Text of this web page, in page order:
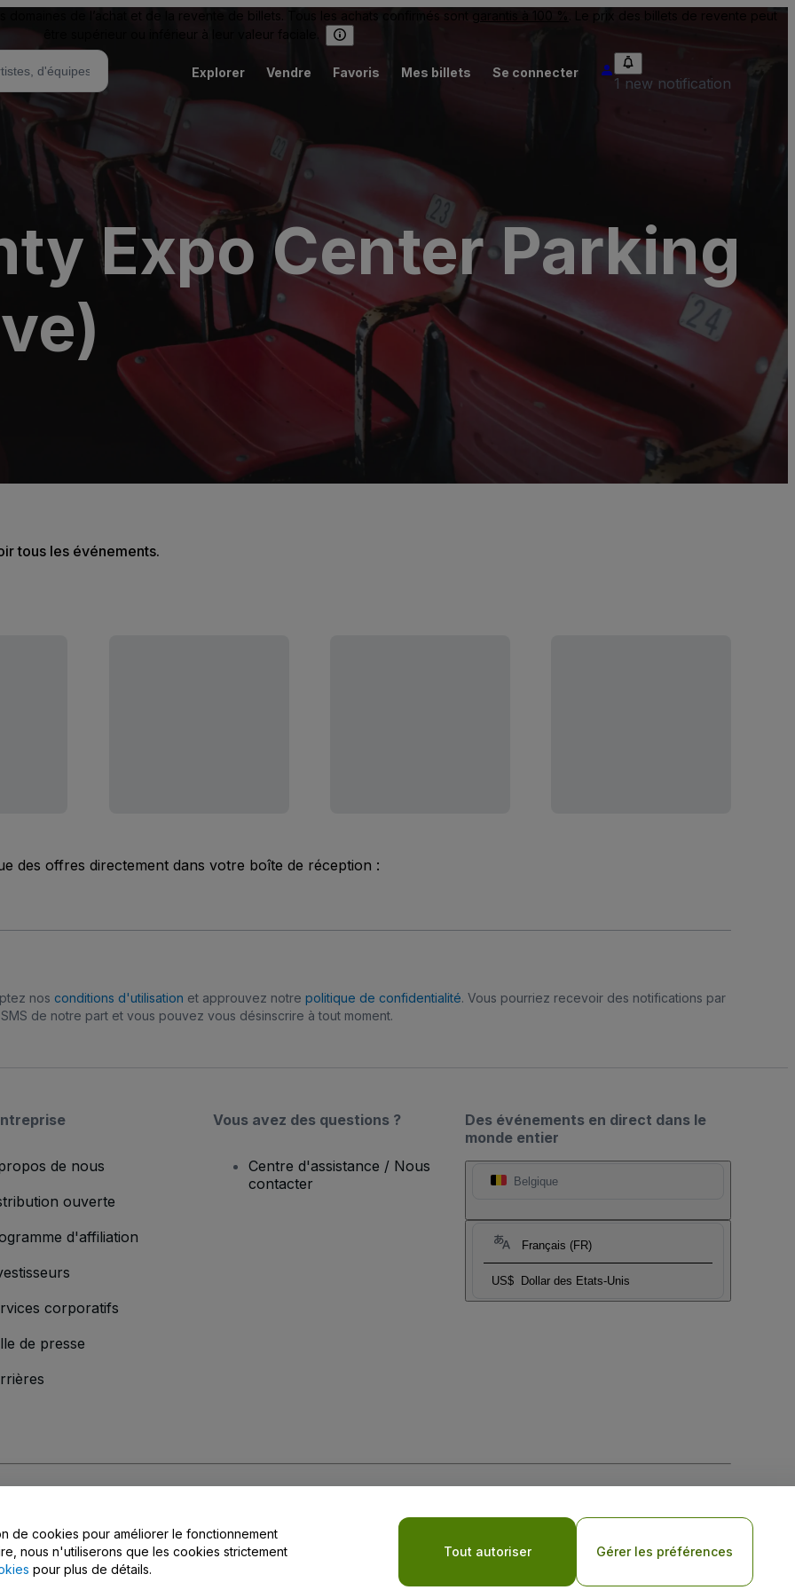
domaines de l’achat et de la revente de billets. Tous les achats confirmés sont garantis à 100 %
. Le prix des billets de revente peut
être supérieur ou inférieur à leur valeur faciale.
Explorer Vendre Favoris Mes billets Se connecter
1 new notification
Expo Center Parking
tous les événements.
des offres directement dans votre boîte de réception :
nos conditions d'utilisation et approuvez notre politique de confidentialité. Vous pourriez recevoir des notifications par
SMS de notre part et vous pouvez vous désinscrire à tout moment.
Des événements en direct dans le
monde entier
Belgique
Français (FR)
US$ Dollar des Etats-Unis
de nous
ouverte
d'affiliation
corporatifs
de presse
Vous avez des questions ?
Centre d'assistance / Nous
contacter
Politique de confidentialité pour les appareils mobiles
de confidentialité
de cookies pour améliorer le fonctionnement
nous n'utiliserons que les cookies strictement
pour plus de détails.
Tout autoriser Gérer les préférences